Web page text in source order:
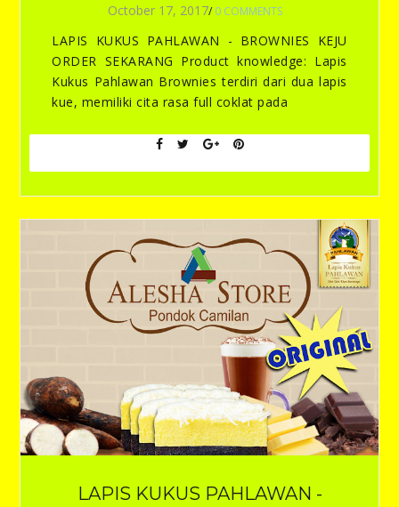
October 17, 2017/ 0 COMMENTS
LAPIS KUKUS PAHLAWAN - BROWNIES KEJU
ORDER SEKARANG Product knowledge: Lapis
Kukus Pahlawan Brownies terdiri dari dua lapis
kue, memiliki cita rasa full coklat pada
LAPIS KUKUS PAHLAWAN -